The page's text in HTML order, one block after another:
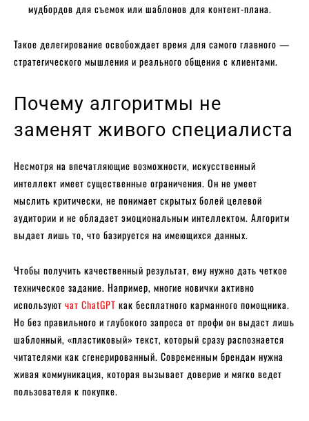
мудбордов для съемок или шаблонов для контент-плана.
Такое делегирование освобождает время для самого главного —
стратегического мышления и реального общения с клиентами.
Почему алгоритмы не
заменят живого специалиста
Несмотря на впечатляющие возможности, искусственный
интеллект имеет существенные ограничения. Он не умеет
мыслить критически, не понимает скрытых болей целевой
аудитории и не обладает эмоциональным интеллектом. Алгоритм
выдает лишь то, что базируется на имеющихся данных.
Чтобы получить качественный результат, ему нужно дать четкое
техническое задание. Например, многие новички активно
используют чат ChatGPT как бесплатного карманного помощника.
Но без правильного и глубокого запроса от профи он выдаст лишь
шаблонный, «пластиковый» текст, который сразу распознается
читателями как сгенерированный. Современным брендам нужна
живая коммуникация, которая вызывает доверие и мягко ведет
пользователя к покупке.